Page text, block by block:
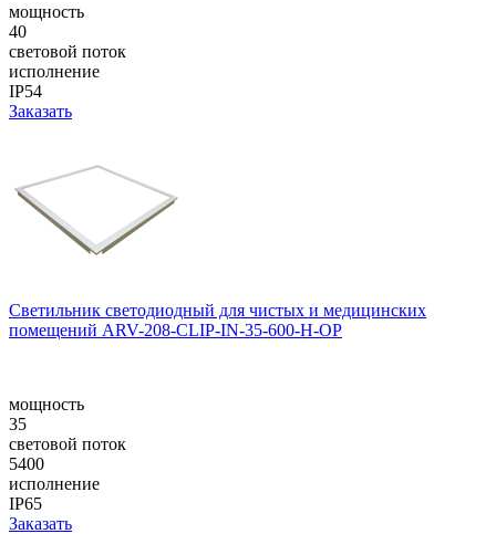
мощность
40
световой поток
исполнение
IP54
Заказать
Светильник светодиодный для чистых и медицинских
помещений ARV-208-CLIP-IN-35-600-H-OP
мощность
35
световой поток
5400
исполнение
IP65
Заказать